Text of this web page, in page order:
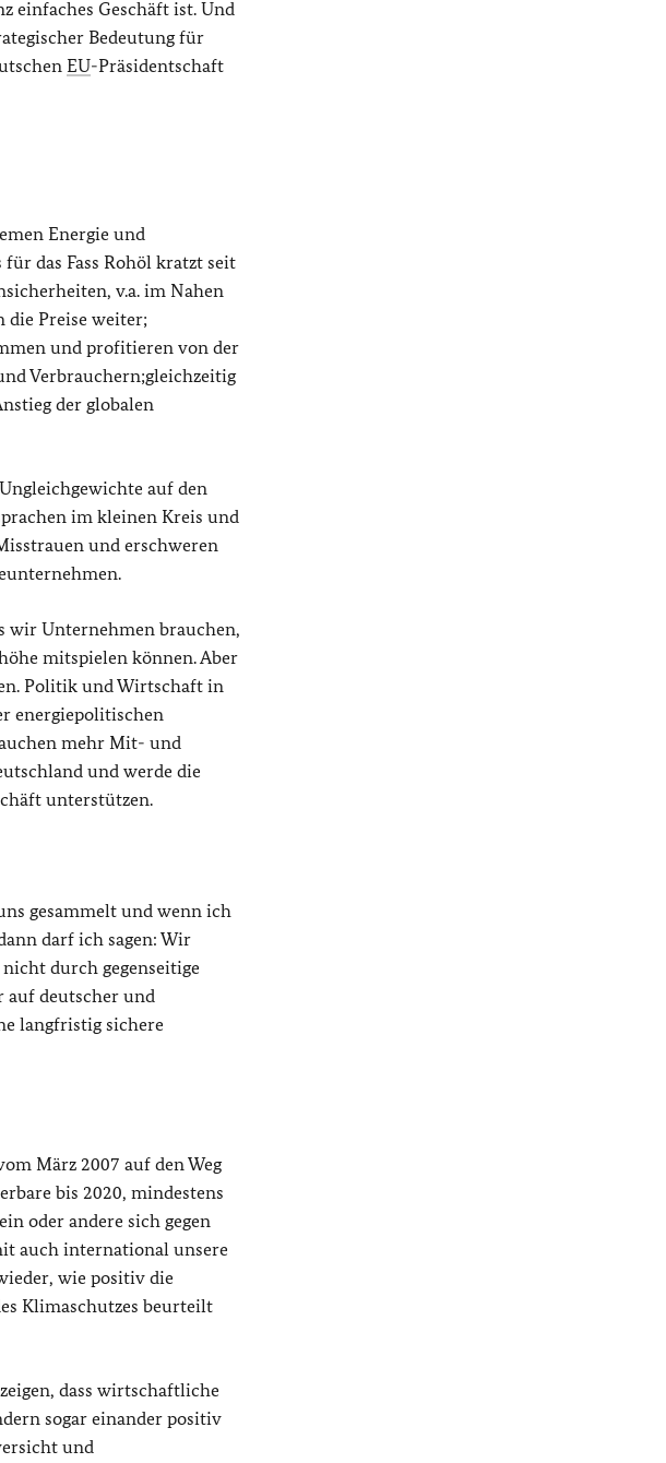
einfaches Geschäft ist. Und
Bedeutung für
EU-Präsidentschaft
Energie und
das Fass Rohöl kratzt seit
v.a. im Nahen
Preise weiter;
und profitieren von der
Verbrauchern;gleichzeitig
der globalen
auf den
im kleinen Kreis und
und erschweren
wir Unternehmen brauchen,
mitspielen können. Aber
Politik und Wirtschaft in
energiepolitischen
mehr Mit- und
und werde die
unterstützen.
gesammelt und wenn ich
darf ich sagen: Wir
durch gegenseitige
auf deutscher und
langfristig sichere
März 2007 auf den Weg
bis 2020, mindestens
oder andere sich gegen
auch international unsere
wie positiv die
Klimaschutzes beurteilt
dass wirtschaftliche
sogar einander positiv
und